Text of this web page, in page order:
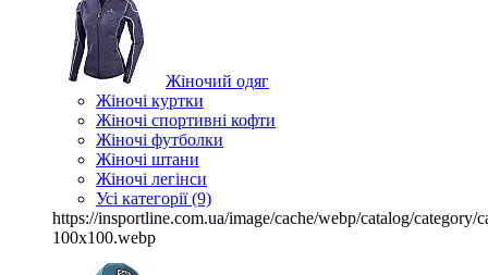
Жіночий одяг
Жіночі куртки
Жіночі спортивні кофти
Жіночі футболки
Жіночі штани
Жіночі легінси
Усі категорії (9)
https://insportline.com.ua/image/cache/webp/catalog/category/
100x100.webp